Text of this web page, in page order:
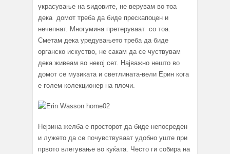
украсување на ѕидовите, не верувам во тоа
дека домот треба да биде прескапоцен и
нечепнат. Многумина претеруваат со тоа.
Сметам дека уредувањето треба да биде
органско искуство, не сакам да се чуствувам
дека живеам во некој сет. Најважно нешто во
домот се музиката и светлината-вели Ерин кога
е голем колекционер на плочи.
Нејзина желба е просторот да биде непосреден
и лужето да се почувствуваат удобно уште при
првото влегување во куќата. Често ги собира на